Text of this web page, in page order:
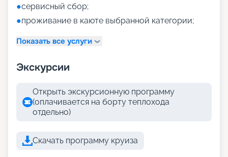
●сервисный сбор;
●проживание в каюте выбранной категории;
Показать все услуги
Экскурсии
Открыть экскурсионную программу
(оплачивается на борту теплохода
отдельно)
Скачать программу круиза